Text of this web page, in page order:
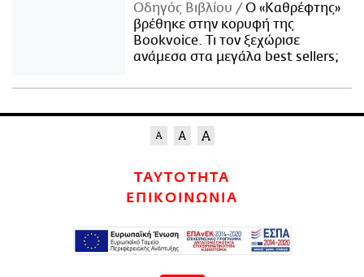
Οδηγός Βιβλίου
Ο «Καθρέφτης»
βρέθηκε στην κορυφή της
Bookvoice. Τι τον ξεχώρισε
ανάμεσα στα μεγάλα best sellers;
ΤΑΥΤΟΤΗΤΑ
ΕΠΙΚΟΙΝΩΝΙΑ